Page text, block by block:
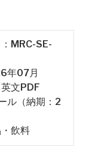
MRC-SE-
年07月
文PDF
ル（納期：2
飲料